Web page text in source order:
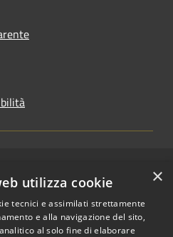
Copyright © 2026 • Comune di
Riccione • Powered by
Municipium•Accesso
redazione
×
utilizza cookie
tecnici e assimilati strettamente
e alla navigazione del sito,
al solo fine di elaborare